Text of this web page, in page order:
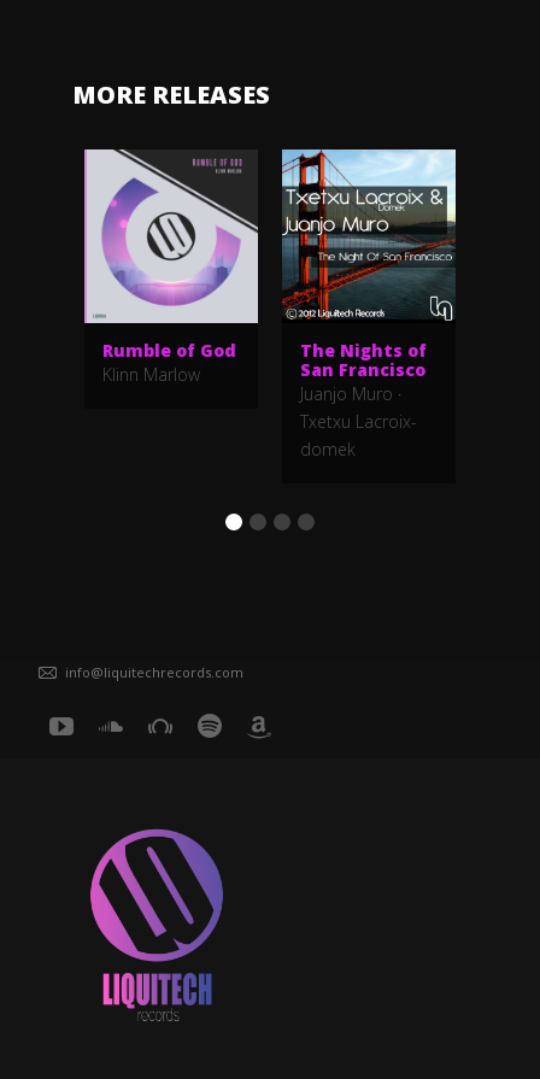
MORE RELEASES
Rumble of God
Klinn Marlow
The Nights of
San Francisco
Juanjo Muro ·
Txetxu Lacroix-
domek
info@liquitechrecords.com